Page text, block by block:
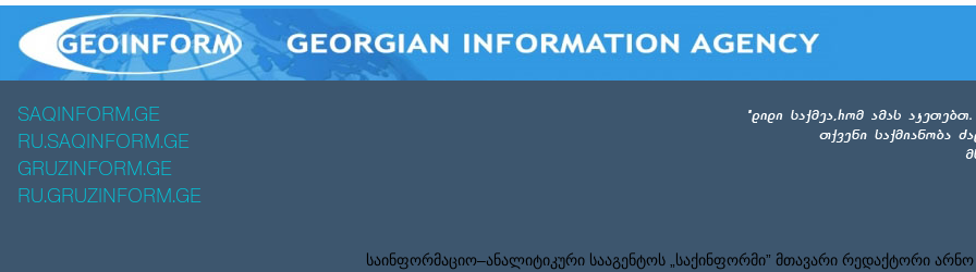
SAQINFORM.GE
RU.SAQINFORM.GE
GRUZINFORM.GE
RU.GRUZINFORM.GE
საინფორმაციო–ანალიტიკური სააგენტოს „საქინფორმი” მთავარი რედაქტორი